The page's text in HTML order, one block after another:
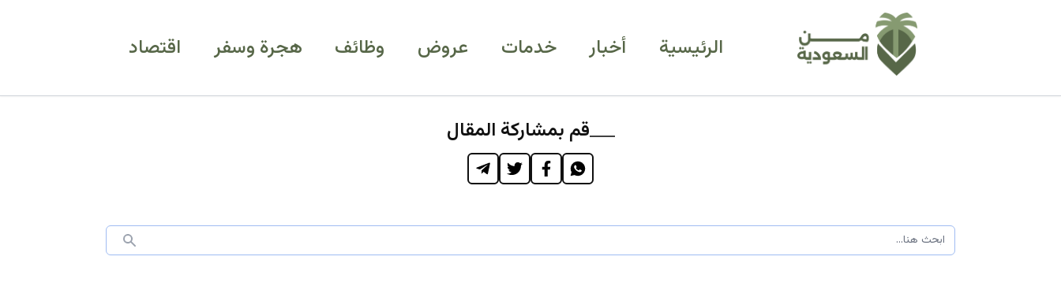
الرئيسية أخبار خدمات عروض وظائف هجرة وسفر اقتصاد
قم بمشاركة المقال